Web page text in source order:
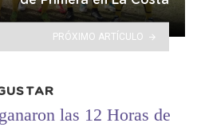
PRÓXIMO ARTÍCULO
las 12 Horas de